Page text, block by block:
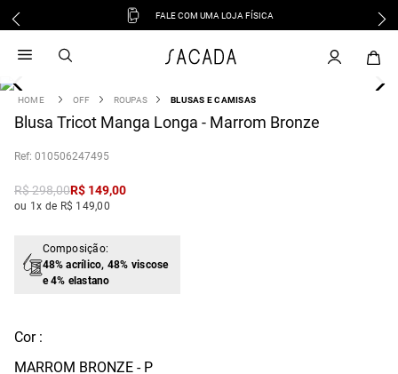
FALE COM UMA LOJA FÍSICA
OFF ROUPAS BLUSAS E CAMISAS
Blusa Tricot Manga Longa - Marrom Bronze
: 010506247495
R$298,00R$ 149,00
ou 1x de R$ 149,00
Composição:
48% acrílico, 48% viscose
e 4% elastano
Cor :
MARROM BRONZE - P
vestido
3 º blusa
º tricot
º macacão
jeans
º vestido curto